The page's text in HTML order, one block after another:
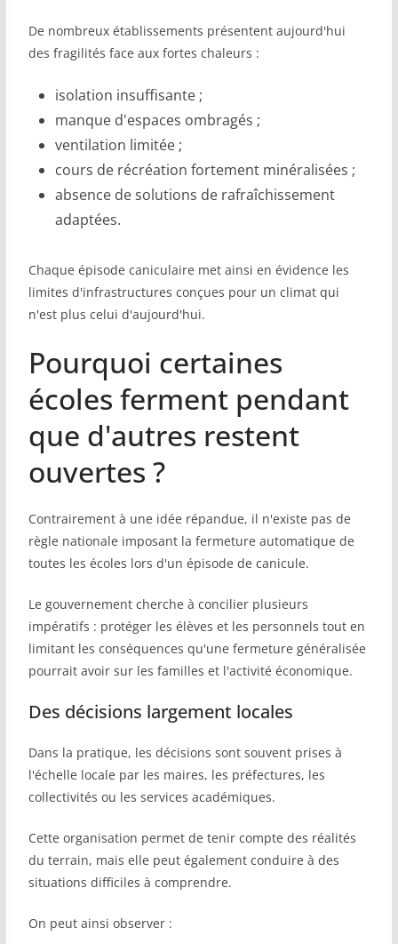
De nombreux établissements présentent aujourd'hui
des fragilités face aux fortes chaleurs :
isolation insuffisante ;
manque d'espaces ombragés ;
ventilation limitée ;
cours de récréation fortement minéralisées ;
absence de solutions de rafraîchissement
adaptées.
Chaque épisode caniculaire met ainsi en évidence les
limites d'infrastructures conçues pour un climat qui
n'est plus celui d'aujourd'hui.
Pourquoi certaines
écoles ferment pendant
que d'autres restent
ouvertes ?
Contrairement à une idée répandue, il n'existe pas de
règle nationale imposant la fermeture automatique de
toutes les écoles lors d'un épisode de canicule.
Le gouvernement cherche à concilier plusieurs
impératifs : protéger les élèves et les personnels tout en
limitant les conséquences qu'une fermeture généralisée
pourrait avoir sur les familles et l'activité économique.
Des décisions largement locales
Dans la pratique, les décisions sont souvent prises à
l'échelle locale par les maires, les préfectures, les
collectivités ou les services académiques.
Cette organisation permet de tenir compte des réalités
du terrain, mais elle peut également conduire à des
situations difficiles à comprendre.
On peut ainsi observer :